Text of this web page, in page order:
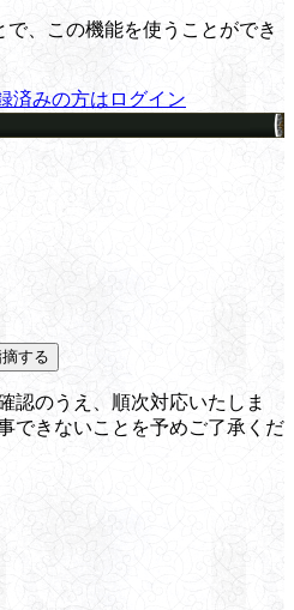
、この機能を使うことができ
済みの方はログイン
する
認のうえ、順次対応いたしま
できないことを予めご了承くだ